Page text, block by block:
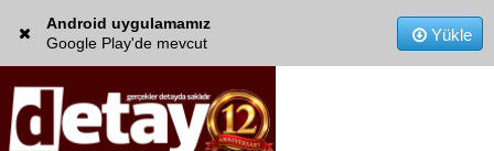
Android uygulamamız
Google Play'de mevcut
Yükle